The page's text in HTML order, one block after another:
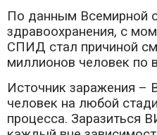
По данным Всемирной
здравоохранения, с
СПИД стал причиной
миллионов человек по
Источник заражения –
человек на любой
процесса. Заразиться